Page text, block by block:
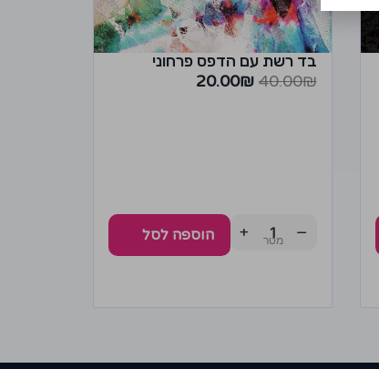
בד רשת עם הדפס פרחוני
40.00₪
20.00₪
−
+ הוספה לסל